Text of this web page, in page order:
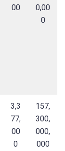
00
0,00
0
3,3
77,
00
0
157,
300,
000,
000